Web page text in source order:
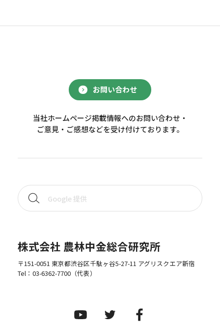
お問い合わせ
当社ホームページ掲載情報へのお問い合わせ・
ご意見・ご感想などを受け付けております。
株式会社 農林中金総合研究所
〒151-0051 東京都渋谷区千駄ヶ谷5-27-11 アグリスクエア新宿
Tel： 03-6362-7700（代表）